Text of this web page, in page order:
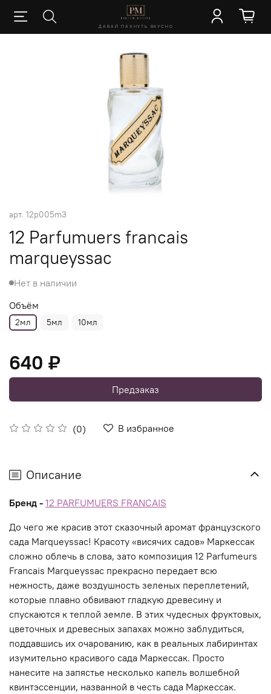
ДАВАЙ ПАХНУТЬ ВКУСНО
арт. 12p005m3
12 Parfumuers francais
marqueyssac
(0) В избранное
Нет в наличии
Объём
2мл 5мл 10мл
640 ₽
Предзаказ
Описание
Бренд - 12 PARFUMUERS FRANCAIS
До чего же красив этот сказочный аромат французского
сада Marqueyssac! Красоту «висячих садов» Маркессак
сложно облечь в слова, зато композиция 12 Parfumeurs
Francais Marqueyssac прекрасно передает всю
нежность, даже воздушность зеленых переплетений,
которые плавно обвивают гладкую древесину и
спускаются к теплой земле. В этих чудесных фруктовых,
цветочных и древесных запахах можно заблудиться,
поддавшись их очарованию, как в реальных лабиринтах
изумительно красивого сада Маркессак. Просто
нанесите на запястье несколько капель волшебной
квинтэссенции, названной в честь сада Маркессак.